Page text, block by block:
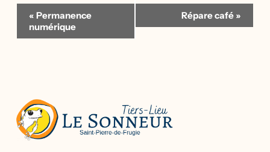
Navigation
Évènement
« Permanence
numérique
Répare café »